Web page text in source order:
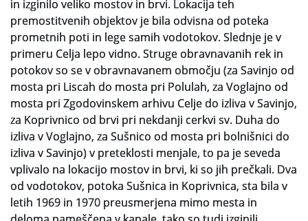
Arhivske škatle
Projekti
Slovenski elektronski arhiv
Anonimka
Virtualni.ZAC
Publikacije
in izginilo veliko mostov in brvi. Lokacija teh
premostitvenih objektov je bila odvisna od poteka
prometnih poti in lege samih vodotokov. Slednje je v
primeru Celja lepo vidno. Struge obravnavanih rek in
potokov so se v obravnavanem območju (za Savinjo od
mosta pri Liscah do mosta pri Polulah, za Voglajno od
mosta pri Zgodovinskem arhivu Celje do izliva v Savinjo,
za Koprivnico od brvi pri nekdanji cerkvi sv. Duha do
izliva v Voglajno, za Sušnico od mosta pri bolnišnici do
izliva v Savinjo) v preteklosti menjale, to pa je seveda
vplivalo na lokacijo mostov in brvi, ki so jih prečkali. Dva
od vodotokov, potoka Sušnica in Koprivnica, sta bila v
letih 1969 in 1970 preusmerjena mimo mesta in